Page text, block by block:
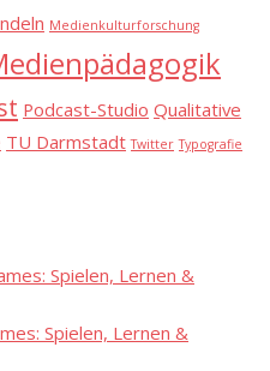
Medienkulturforschung
Podcast-Studio Qualitative
TU Darmstadt Twitter Typografie
Spielen, Lernen &
Spielen, Lernen &